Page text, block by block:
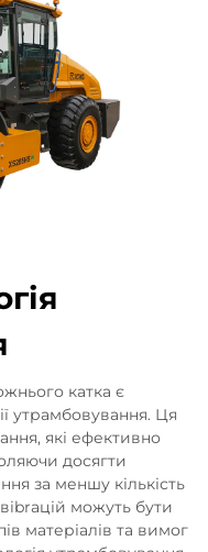
катка є
утрамбовування. Ця
які ефективно
досягти
за меншу кількість
можуть бути
матеріалів та вимог